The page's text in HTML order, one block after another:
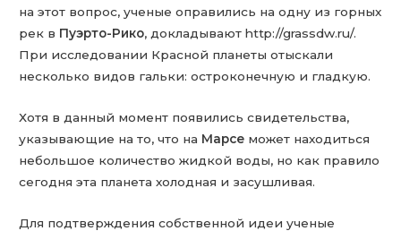
на этот вопрос, ученые оправились на одну из горных
рек в Пуэрто-Рико, докладывают http://grassdw.ru/.
При исследовании Красной планеты отыскали
несколько видов гальки: остроконечную и гладкую.
Хотя в данный момент появились свидетельства,
указывающие на то, что на Марсе может находиться
небольшое количество жидкой воды, но как правило
сегодня эта планета холодная и засушливая.
Для подтверждения собственной идеи ученые